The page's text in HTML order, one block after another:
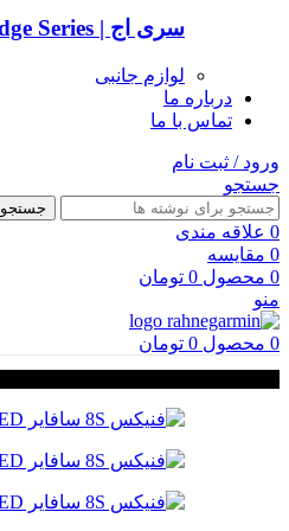
سری اج | Edge Series
لوازم جانبی
درباره ما
تماس با ما
ورود / ثبت نام
جستجو
جستجو
0 علاقه مندی
0 مقایسه
0 محصول 0 تومان
منو
0 محصول 0 تومان